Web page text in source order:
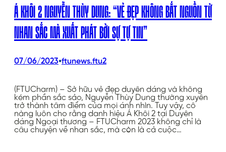
Á KHÔI 2 NGUYỄN THÙY DUNG: “VẺ ĐẸP KHÔNG BẮT NGUỒN TỪ
NHAN SẮC MÀ XUẤT PHÁT BỞI SỰ TỰ TIN”
07/06/2023•ftunews.ftu2
(FTUCharm) – Sở hữu vẻ đẹp duyên dáng và không
kém phần sắc sảo, Nguyễn Thùy Dung thường xuyên
trở thành tâm điểm của mọi ánh nhìn. Tuy vậy, cô
nàng luôn cho rằng danh hiệu Á Khôi 2 tại Duyên
dáng Ngoại thương – FTUCharm 2023 không chỉ là
câu chuyện về nhan sắc, mà còn là cả cuộc…